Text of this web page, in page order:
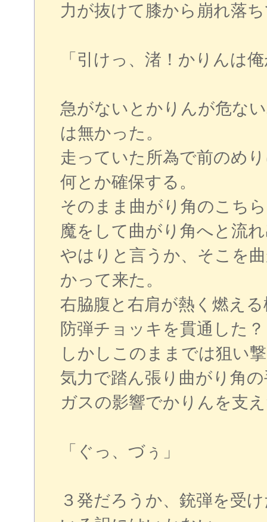
力が抜けて膝から崩れ落
「引けっ、渚！かりんは
急がないとかりんが危な
は無かった。
走っていた所為で前のめ
何とか確保する。
そのまま曲がり角のこち
魔をして曲がり角へと流
やはりと言うか、そこを
かって来た。
右脇腹と右肩が熱く燃え
防弾チョッキを貫通した
しかしこのままでは狙い
気力で踏ん張り曲がり角
ガスの影響でかりんを支
「ぐっ、づぅ」
３発だろうか、銃弾を受